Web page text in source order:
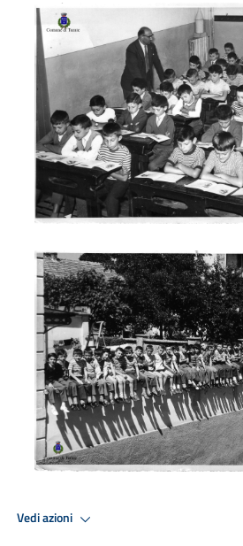
1949
1949
Vedi azioni